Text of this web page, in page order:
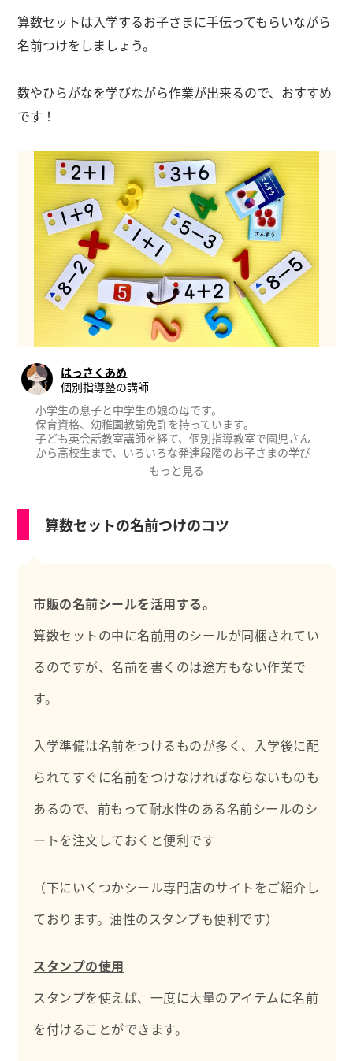
算数セットは入学するお子さまに手伝ってもらいながら
名前つけをしましょう。
数やひらがなを学びながら作業が出来るので、おすすめ
です！
はっさくあめ
個別指導塾の講師
小学生の息子と中学生の娘の母です。
保育資格、幼稚園教諭免許を持っています。
子ども英会話教室講師を経て、個別指導教室で園児さん
から高校生まで、いろいろな発達段階のお子さまの学び
もっと見る
算数セットの名前つけのコツ
市販の名前シールを活用する。
算数セットの中に名前用のシールが同梱されてい
るのですが、名前を書くのは途方もない作業で
す。
入学準備は名前をつけるものが多く、入学後に配
られてすぐに名前をつけなければならないものも
あるので、前もって耐水性のある名前シールのシ
ートを注文しておくと便利です
（下にいくつかシール専門店のサイトをご紹介し
ております。油性のスタンプも便利です）
スタンプの使用
スタンプを使えば、一度に大量のアイテムに名前
を付けることができます。